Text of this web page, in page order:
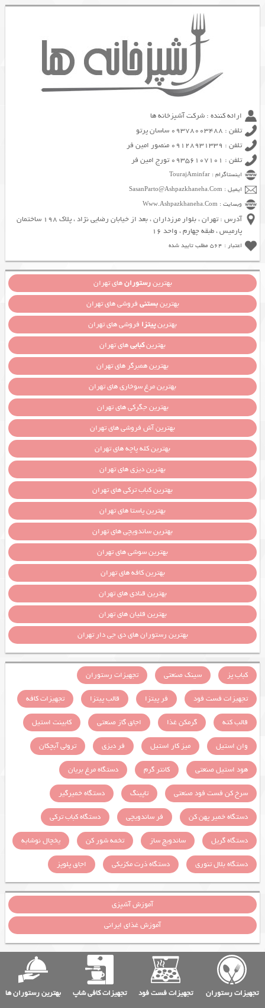
ارائه کننده : شرکت آشپزخانه ها
تلفن : 09378003488 ساسان پرتو
تلفن : 09128931339 منصور امین فر
تلفن : 09356107101 تورج امین فر
اینستاگرام : TourajAminfar
ایمیل : SasanParto@Ashpazkhaneha.Com
وبسایت : Www.Ashpazkhaneha.Com
آدرس : تهران ، بلوار مرزداران ، بعد از خیابان رضایی نژاد ، پلاک 198 ساختمان
پارمیس ، طبقه چهارم ، واحد 16
اعتبار : 564 مطلب تایید شده
بهترینرستورانهای تهران
بهترینبستنی فروشی های تهران
بهترینپیتزا فروشی های تهران
بهترینکبابیهای تهران
بهترین همبرگر های تهران
بهترین مرغ سوخاری های تهران
بهترین جگرکی های تهران
بهترین آش فروشی های تهران
بهترین کله پاچه های تهران
بهترین دیزی های تهران
بهترین کباب ترکی های تهران
بهترین پاستا های تهران
بهترین ساندویچی های تهران
بهترین سوشی های تهران
بهترین کافه های تهران
بهترین قنادی های تهران
بهترین قلیان های تهران
بهترین رستوران های دی جی دار تهران
کباب پز سینک صنعتی
تجهیزات رستوران
تجهیزات فست فود
فر پیتزا قالب پیتزا
تجهیزات کافه
قالب کته
گرمکن غذا اجاق گاز صنعتی
کابینت استیل
وان استیل
میز کار استیل فر دیزی
ترولی آبچکان
هود استیل صنعتی
کانتر گرم
دستگاه مرغ بریان
سرخ کن فست فود صنعتی
تاپینگ
دستگاه خمیرگیر
دستگاه خمیر پهن کن
فر ساندویچی
دستگاه کباب ترکی
دستگاه گریل
ساندویچ ساز تخمه شور کن
یخچال نوشابه
دستگاه بلال تنوری
دستگاه ذرت مکزیکی اجاق پلوپز
آموزش آشپزی
آموزش غذای ایرانی
تجهیزات رستوران تجهیزات فست فود تجهیزات کافی شاپ بهترین رستوران ها